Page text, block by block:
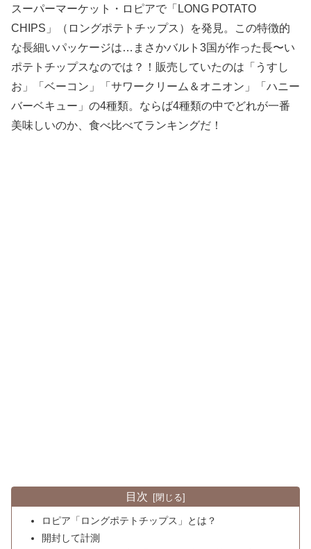
スーパーマーケット・ロピアで「LONG POTATO
CHIPS」（ロングポテトチップス）を発見。この特徴的
な長細いパッケージは…まさかバルト3国が作った長〜い
ポテトチップスなのでは？！販売していたのは「うすし
お」「ベーコン」「サワークリーム＆オニオン」「ハニー
バーベキュー」の4種類。ならば4種類の中でどれが一番
美味しいのか、食べ比べてランキングだ！
目次
ロピア「ロングポテトチップス」とは？
開封して計測